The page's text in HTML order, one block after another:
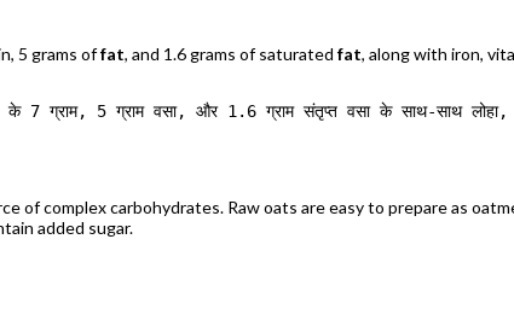
5 grams offat, and 1.6 grams of saturated fat, along with iron,
के 7 ग्राम, 5 ग्राम वसा, और 1.6 ग्राम संतृप्त वसा के साथ-साथ
of complex carbohydrates. Raw oats are easy to prepare as
added sugar.